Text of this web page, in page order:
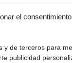
el
y de terceros para
publicidad